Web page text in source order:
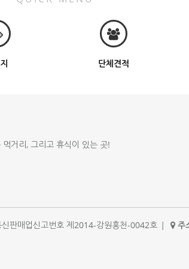
단체견적
거리, 그리고 휴식이 있는 곳!
판매업신고번호 제2014-강원홍천-0042호 |
주